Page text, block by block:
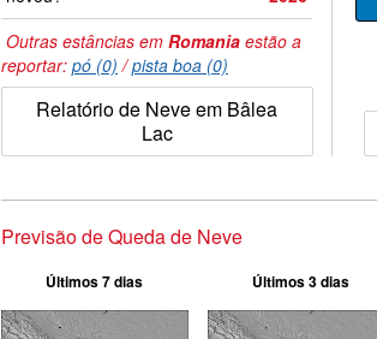
Outras estâncias em Romania estão a
reportar: pó (0) /pista boa (0)
Relatório de Neve em Bâlea
Lac
Previsão de Queda de Neve
Últimos 7 dias Últimos 3 dias